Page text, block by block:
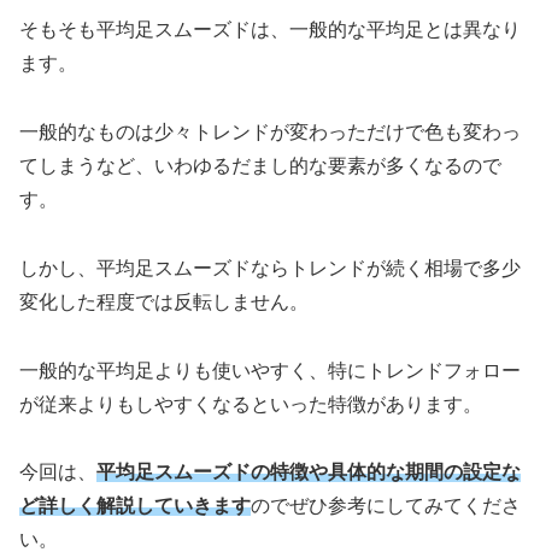
そもそも平均足スムーズドは、一般的な平均足とは異なり
ます。
一般的なものは少々トレンドが変わっただけで色も変わっ
てしまうなど、いわゆるだまし的な要素が多くなるので
す。
しかし、平均足スムーズドならトレンドが続く相場で多少
変化した程度では反転しません。
一般的な平均足よりも使いやすく、特にトレンドフォロー
が従来よりもしやすくなるといった特徴があります。
今回は、 平均足スムーズドの特徴や具体的な期間の設定な
ど詳しく解説していきますのでぜひ参考にしてみてくださ
い。